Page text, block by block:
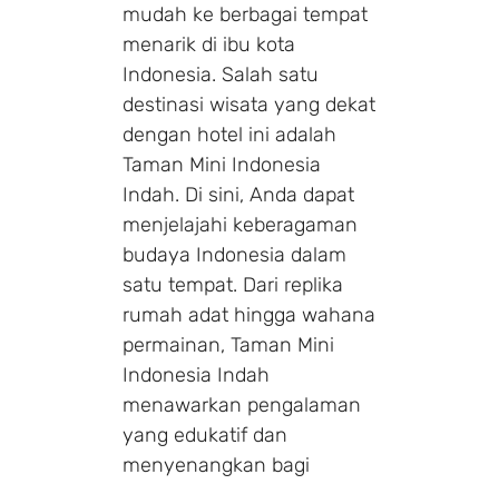
mudah ke berbagai tempat
menarik di ibu kota
Indonesia. Salah satu
destinasi wisata yang dekat
dengan hotel ini adalah
Taman Mini Indonesia
Indah. Di sini, Anda dapat
menjelajahi keberagaman
budaya Indonesia dalam
satu tempat. Dari replika
rumah adat hingga wahana
permainan, Taman Mini
Indonesia Indah
menawarkan pengalaman
yang edukatif dan
menyenangkan bagi